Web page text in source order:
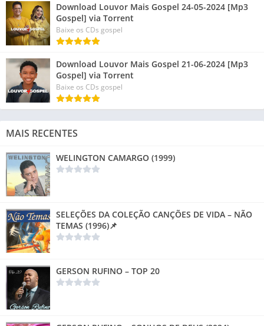
Download Louvor Mais Gospel 24-05-2024 [Mp3
Gospel] via Torrent
Baixe os CDs gospel
Download Louvor Mais Gospel 21-06-2024 [Mp3
Gospel] via Torrent
Baixe os CDs gospel
MAIS RECENTES
WELINGTON CAMARGO (1999)
SELEÇÕES DA COLEÇÃO CANÇÕES DE VIDA – NÃO
TEMAS (1996)📌
GERSON RUFINO – TOP 20